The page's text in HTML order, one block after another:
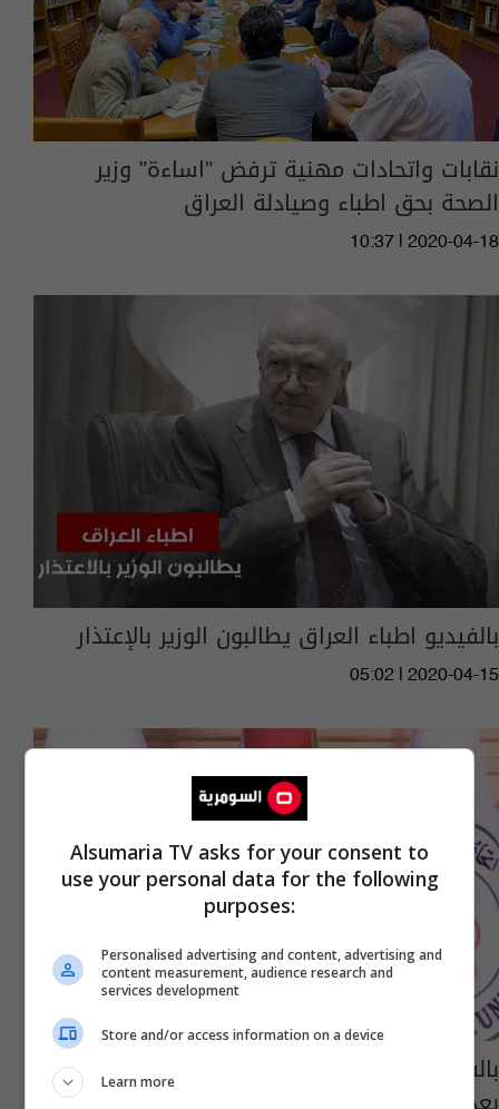
نقابات واتحادات مهنية ترفض "اساءة" وزير
الصحة بحق اطباء وصيادلة العراق
10:37 | 2020-04-18
بالفيديو اطباء العراق يطالبون الوزير بالإعتذار
05:02 | 2020-04-15
بالفيديو ردود افعال غاضبة في الوسط الصحي
Alsumaria TV asks for your consent to
use your personal data for the following
purposes:
Personalised advertising and content, advertising and
content measurement, audience research and
services development
Store and/or access information on a device
Learn more